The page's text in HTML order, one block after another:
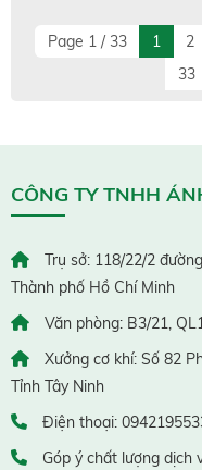
Page 1 / 33 1 2
33
CÔNG TY TNHH
Trụ sở: 118/22/2
Thành phố Hồ Chí Minh
Văn phòng: B3/21,
Xưởng cơ khí: Số 82
Tỉnh Tây Ninh
Điện thoại:
Góp ý chất lượng dịch